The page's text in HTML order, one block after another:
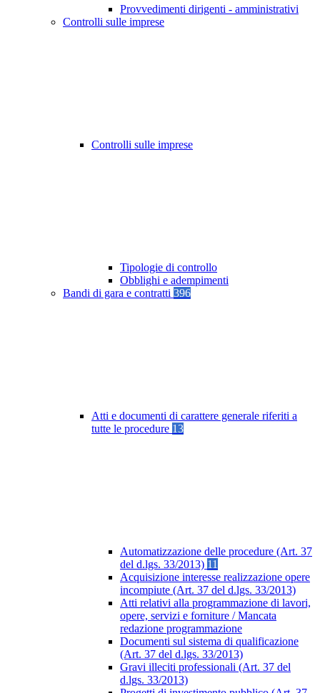
Provvedimenti dirigenti - amministrativi
Controlli sulle imprese
Controlli sulle imprese
Tipologie di controllo
Obblighi e adempimenti
Bandi di gara e contratti 396
Atti e documenti di carattere generale riferiti a
tutte le procedure 13
Automatizzazione delle procedure (Art. 37
del d.lgs. 33/2013) 11
Acquisizione interesse realizzazione opere
incompiute (Art. 37 del d.lgs. 33/2013)
Atti relativi alla programmazione di lavori,
opere, servizi e forniture / Mancata
redazione programmazione
Documenti sul sistema di qualificazione
(Art. 37 del d.lgs. 33/2013)
Gravi illeciti professionali (Art. 37 del
d.lgs. 33/2013)